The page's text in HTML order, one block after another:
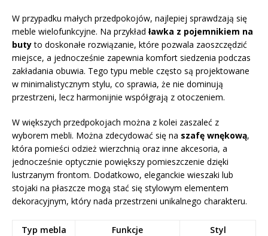
W przypadku małych przedpokojów, najlepiej sprawdzają się
meble wielofunkcyjne. Na przykład ławka z pojemnikiem na
butyto doskonałe rozwiązanie, które pozwala zaoszczędzić
miejsce, a jednocześnie zapewnia komfort siedzenia podczas
zakładania obuwia. Tego typu meble często są projektowane
w minimalistycznym stylu, co sprawia, że nie dominują
przestrzeni, lecz harmonijnie współgrają z otoczeniem.
W większych przedpokojach można z kolei zaszaleć z
wyborem mebli. Można zdecydować się na szafę wnękową,
która pomieści odzież wierzchnią oraz inne akcesoria, a
jednocześnie optycznie powiększy pomieszczenie dzięki
lustrzanym frontom. Dodatkowo, eleganckie wieszaki lub
stojaki na płaszcze mogą stać się stylowym elementem
dekoracyjnym, który nada przestrzeni unikalnego charakteru.
Typ mebla Funkcje
Styl